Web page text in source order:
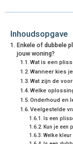
R
E
O
N
W
I
T
T
E
R
)
Inhoudsopgave
Enkele of dubbele
jouw woning?
Wat is een
Wanneer kies
Wat zijn de
Welke
Onderhoud en
Veelgestelde
Is een
Kun je een
Welke